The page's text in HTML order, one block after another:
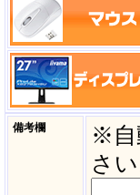
備考欄
※自
さい